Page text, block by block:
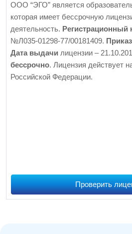
ООО “ЭГО” является
которая имеет бессрочную
деятельность. Регистрационный
№Л035-01298-77/00181409. Приказ
Дата выдачи лицензии –
бессрочно. Лицензия действует
Российской Федерации.
Проверить